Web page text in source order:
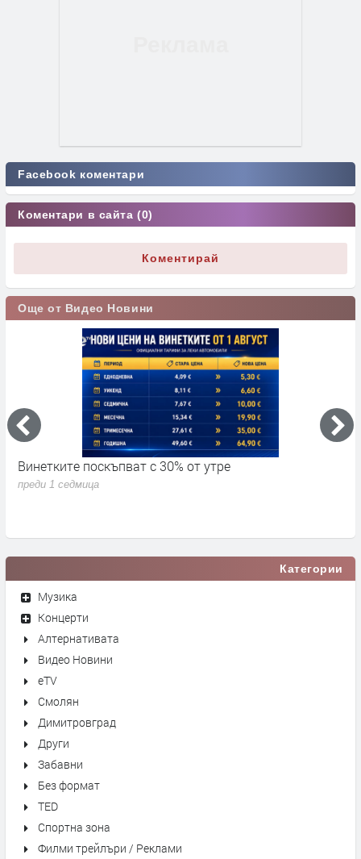
Facebook коментари
Коментари в сайта (0)
Коментирай
Още от Видео Новини
Винетките поскъпват с 30% от утре
преди 1 седмица
Категории
Музика
Концерти
Алтернативата
Видео Новини
eTV
Смолян
Димитровград
Други
Забавни
Без формат
TED
Спортна зона
Филми трейлъри / Реклами